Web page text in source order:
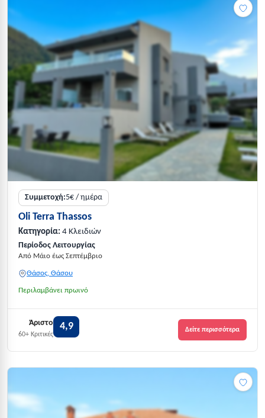
Συμμετοχή:5€ / ημέρα
Oli Terra Thassos
Κατηγορία: 4 Κλειδιών
Περίοδος Λειτουργίας
Από Μάιο έως Σεπτέμβριο
Θάσος, Θάσου
Περιλαμβάνει πρωινό
Άριστο
60+ Κριτικές
4,9 Δείτε περισσότερα